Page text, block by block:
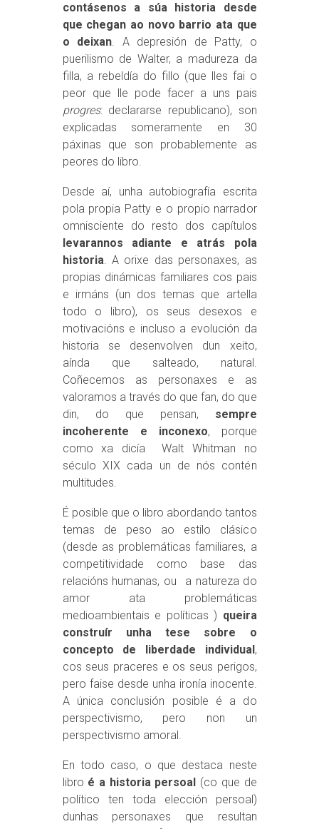
contásenos a súa historia desde
que chegan ao novo barrio ata que
o deixan. A depresión de Patty, o
puerilismo de Walter, a madureza da
filla, a rebeldía do fillo (que lles fai o
peor que lle pode facer a uns pais
progres: declararse republicano), son
explicadas someramente en 30
páxinas que son probablemente as
peores do libro.
Desde aí, unha autobiografía escrita
pola propia Patty e o propio narrador
omnisciente do resto dos capítulos
levarannos adiante e atrás pola
historia. A orixe das personaxes, as
propias dinámicas familiares cos pais
e irmáns (un dos temas que artella
todo o libro), os seus desexos e
motivacións e incluso a evolución da
historia se desenvolven dun xeito,
aínda que salteado, natural.
Coñecemos as personaxes e as
valoramos a través do que fan, do que
din, do que pensan, sempre
incoherente e inconexo, porque
como xa dicía Walt Whitman no
século XIX cada un de nós contén
multitudes.
É posible que o libro abordando tantos
temas de peso ao estilo clásico
(desde as problemáticas familiares, a
competitividade como base das
relacións humanas, ou a natureza do
amor ata problemáticas
medioambientais e políticas ) queira
construír unha tese sobre o
concepto de liberdade individual,
cos seus praceres e os seus perigos,
pero faise desde unha ironía inocente.
A única conclusión posible é a do
perspectivismo, pero non un
perspectivismo amoral.
En todo caso, o que destaca neste
libro é a historia persoal (co que de
político ten toda elección persoal)
dunhas personaxes que resultan